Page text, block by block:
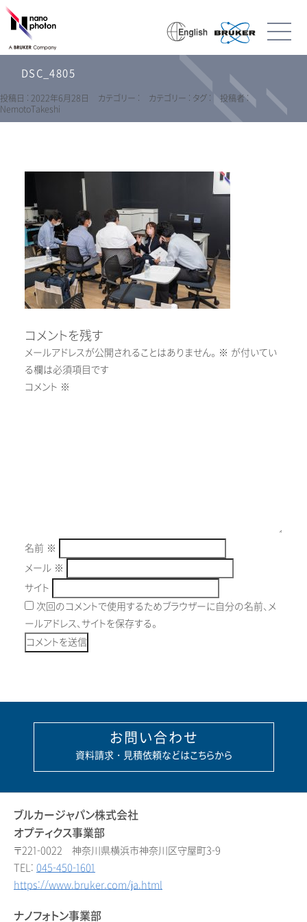
DSC_4805
投稿日 : 2022年6月28日 カテゴリー : カテゴリー : タグ :
投稿者 :
NemotoTakeshi
コメントを残す
メールアドレスが公開されることはありません。 ※ が付いてい
る欄は必須項目です
コメント ※
名前 ※
メール ※
サイト
次回のコメントで使用するためブラウザーに自分の名前、メ
ールアドレス、サイトを保存する。
お問い合わせ
資料請求・見積依頼などはこちらから
ブルカージャパン株式会社
オプティクス事業部
〒221-0022 神奈川県横浜市神奈川区守屋町3-9
TEL: 045-450-1601
https://www.bruker.com/ja.html
ナノフォトン事業部